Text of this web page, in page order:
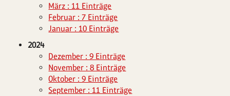
März : 11 Einträge
Februar : 7 Einträge
Januar : 10 Einträge
2024
Dezember : 9 Einträge
November : 8 Einträge
Oktober : 9 Einträge
September : 11 Einträge